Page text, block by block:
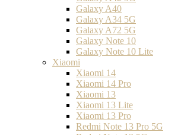
Galaxy A40
Galaxy A34 5G
Galaxy A72 5G
Galaxy Note 10
Galaxy Note 10 Lite
Xiaomi
Xiaomi 14
Xiaomi 14 Pro
Xiaomi 13
Xiaomi 13 Lite
Xiaomi 13 Pro
Redmi Note 13 Pro 5G